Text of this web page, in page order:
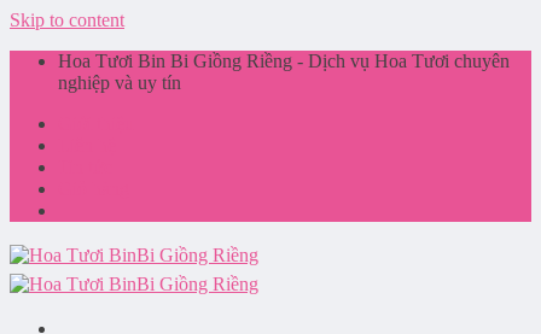
Skip to content
Hoa Tươi Bin Bi Giồng Riềng - Dịch vụ Hoa Tươi chuyên
nghiệp và uy tín